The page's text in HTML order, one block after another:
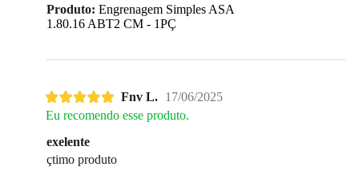
Produto: Engrenagem Simples ASA
1.80.16 ABT2 CM - 1PÇ
Fnv L.
17/06/2025
Eu recomendo esse produto.
exelente
çtimo produto